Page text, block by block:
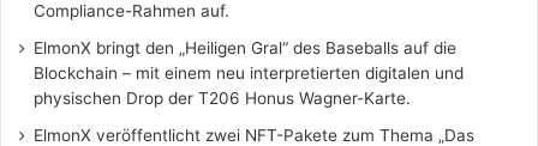
Compliance-Rahmen auf.
ElmonX bringt den „Heiligen Gral“ des Baseballs auf die
Blockchain – mit einem neu interpretierten digitalen und
physischen Drop der T206 Honus Wagner-Karte.
ElmonX veröffentlicht zwei NFT-Pakete zum Thema „Das